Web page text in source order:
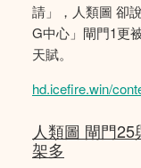
請」，人類圖 卻
G中心」閘門1更
天賦。
hd.icefire.win/
人類圖 閘門
架多